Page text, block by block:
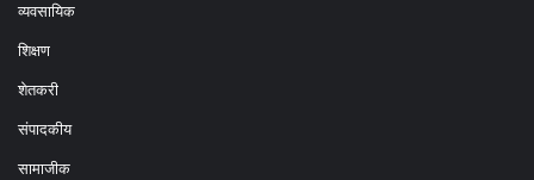
व्यवसायिक
शिक्षण
शेतकरी
संपादकीय
सामाजीक